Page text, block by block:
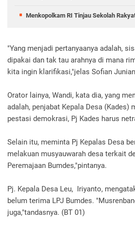
Menkopolkam RI Tinjau Sekolah
"Yang menjadi pertanyaanya adalah,
dipakai dan tak tau arahnya di mana
kita ingin klarifikasi,"jelas Sofian
Orator lainya, Wandi, kata dia, yang
adalah, penjabat Kepala Desa (Kades)
pestasi demokrasi, Pj Kades harus
Selain itu, meminta Pj Kepalas Desa
melakuan musyauwarah desa terkait
Peremajaan Bumdes,"pintanya.
Pj. Kepala Desa Leu, Iriyanto,
belum terima LPJ Bumdes.
juga,"tandasnya. (BT 01)